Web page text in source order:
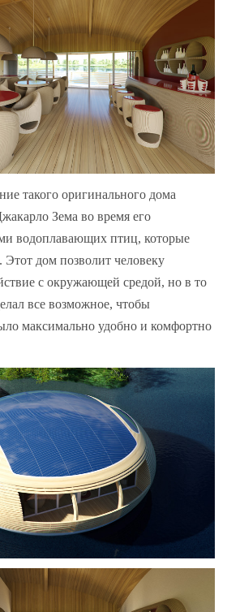
такого оригинального дома
Зема во время его
водоплавающих птиц, которые
дом позволит человеку
с окружающей средой, но в то
все возможное, чтобы
максимально удобно и комфортно